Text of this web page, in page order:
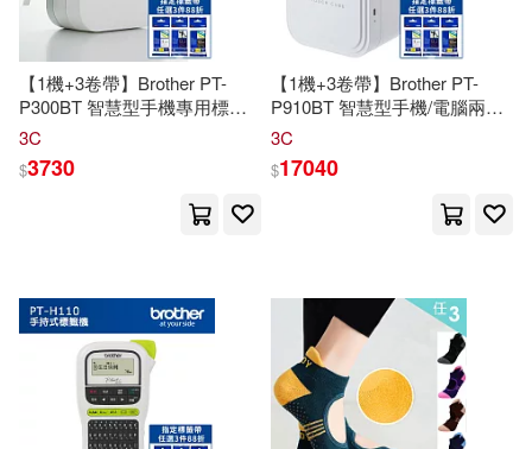
崔鍾雷（主編）(42)
龐中華(41) 吳燦銘(40)
鄭苑鳳(40)
豆漿油條熱乾麵(39)
李永新(38) 崔鍾雷(37)
TMEplus(329)
吉林出版集團有限責任公司(322)
北京理工大學出版社(310)
人民衛生出版社(299)
【1機+3卷帶】Brother PT-
P300BT 智慧型手機專用標籤
機+Brother標籤帶
3C
$3730
【1機+3卷帶】Brother PT-
P910BT 智慧型手機/電腦兩用
旗艦藍芽玩美標籤機+Brother
3C
$17040